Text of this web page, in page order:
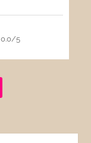
0.0/5